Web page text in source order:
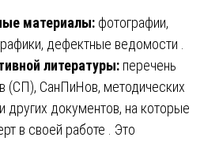
материалы: фотографии,
дефектные ведомости .
литературы: перечень
(СП), СанПиНов, методических
других документов, на которые
в своей работе . Это